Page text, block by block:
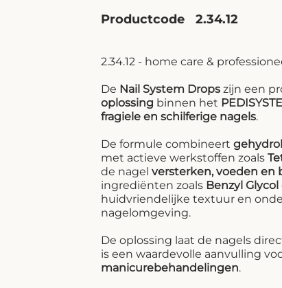
Productcode 2.34.12
2.34.12 - home care &
De Nail System Dropszijn een
oplossing binnen het
fragiele en schilferige nagels.
De formule combineert
met actieve werkstoffen zoals
de nagel versterken, voeden en
ingrediënten zoals Benzyl Glycol
huidvriendelijke textuur en
nagelomgeving.
De oplossing laat de nagels
is een waardevolle aanvulling
manicurebehandelingen.